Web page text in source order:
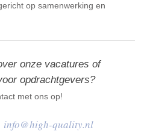
op samenwerking en
onze vacatures of
opdrachtgevers?
met ons op!
info@high-quality.nl